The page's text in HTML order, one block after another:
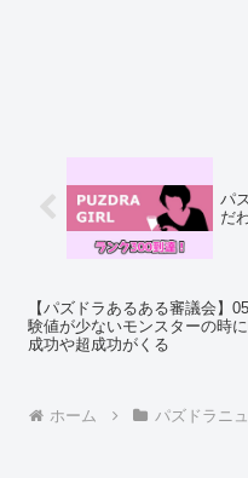
パ
だ
【パズドラあるある審議会】
験値が少ないモンスターの時
成功や超成功がくる
ホーム パズドラニ